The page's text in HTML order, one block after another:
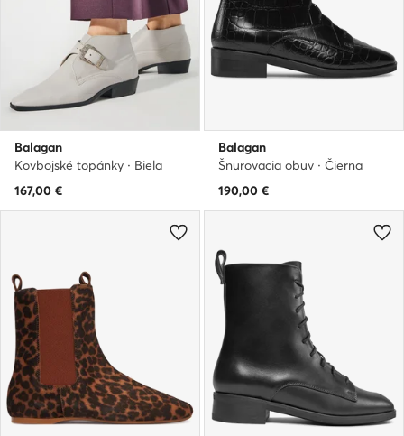
Balagan
Kovbojské topánky · Biela
167,00 €
Balagan
Šnurovacia obuv · Čierna
190,00 €